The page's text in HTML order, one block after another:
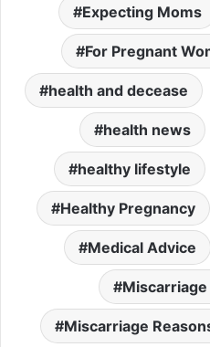
Expecting Moms
For Pregnant
health and decease
health news
healthy lifestyle
Healthy Pregnancy
Medical Advice
Miscarriage